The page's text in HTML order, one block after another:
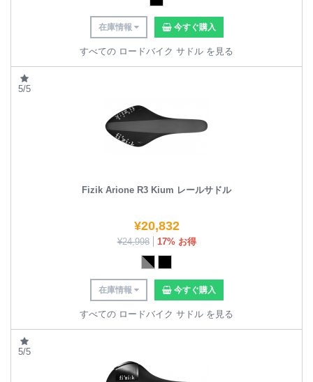
在庫情報 今すぐ購入
すべての ロードバイク サドル を見る
5/5
Fizik Arione R3 Kium レールサドル
¥20,832
¥24,998 17% お得
在庫情報 今すぐ購入
すべての ロードバイク サドル を見る
5/5